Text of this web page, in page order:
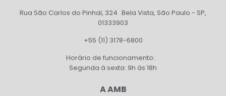
Rua São Carlos do Pinhal, 324 Bela Vista, São Paulo - SP,
01333903
+55 (11) 3178-6800
Horário de funcionamento:
Segunda à sexta: 9h às 18h
A AMB